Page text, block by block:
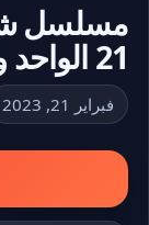
مسلسل
21 الواحد و العشرون HD
فبراير 21, 2023